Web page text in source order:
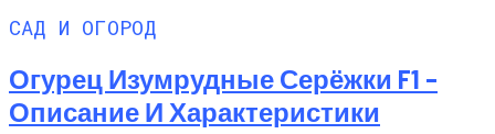
САД И ОГОРОД
Огурец Изумрудные Серёжки F1 –
Описание И Характеристики